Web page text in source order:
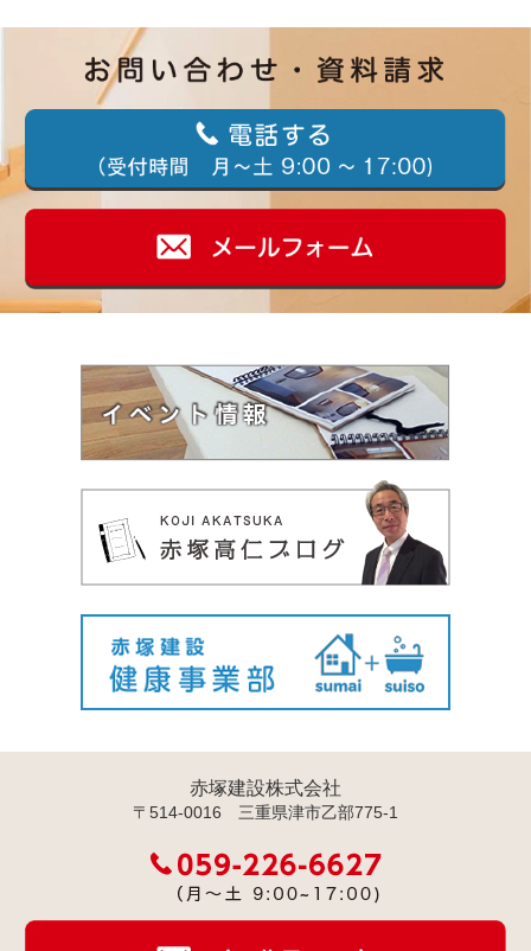
赤塚建設株式会社
〒514-0016 三重県津市乙部775-1